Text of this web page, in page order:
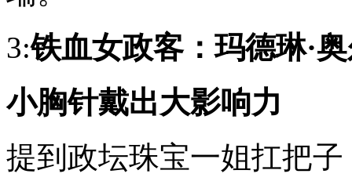
3:铁血女政客：玛德琳·
小胸针戴出大影响力
提到政坛珠宝一姐扛把